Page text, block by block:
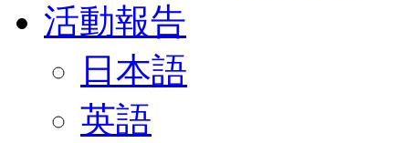
活動報告
日本語
英語